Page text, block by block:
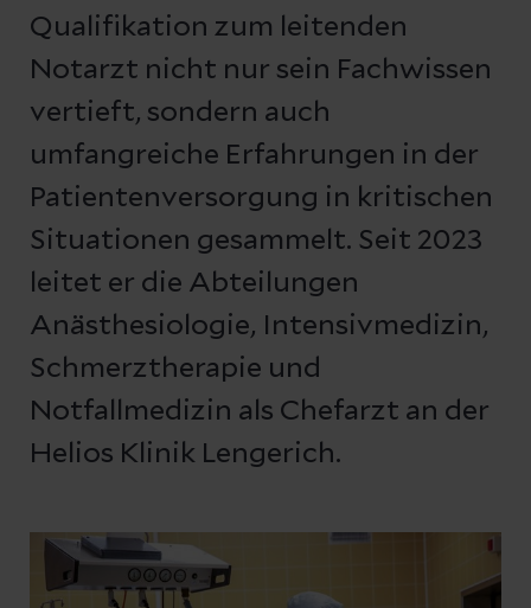
Qualifikation zum leitenden
Notarzt nicht nur sein Fachwissen
vertieft, sondern auch
umfangreiche Erfahrungen in der
Patientenversorgung in kritischen
Situationen gesammelt. Seit 2023
leitet er die Abteilungen
Anästhesiologie, Intensivmedizin,
Schmerztherapie und
Notfallmedizin als Chefarzt an der
Helios Klinik Lengerich.